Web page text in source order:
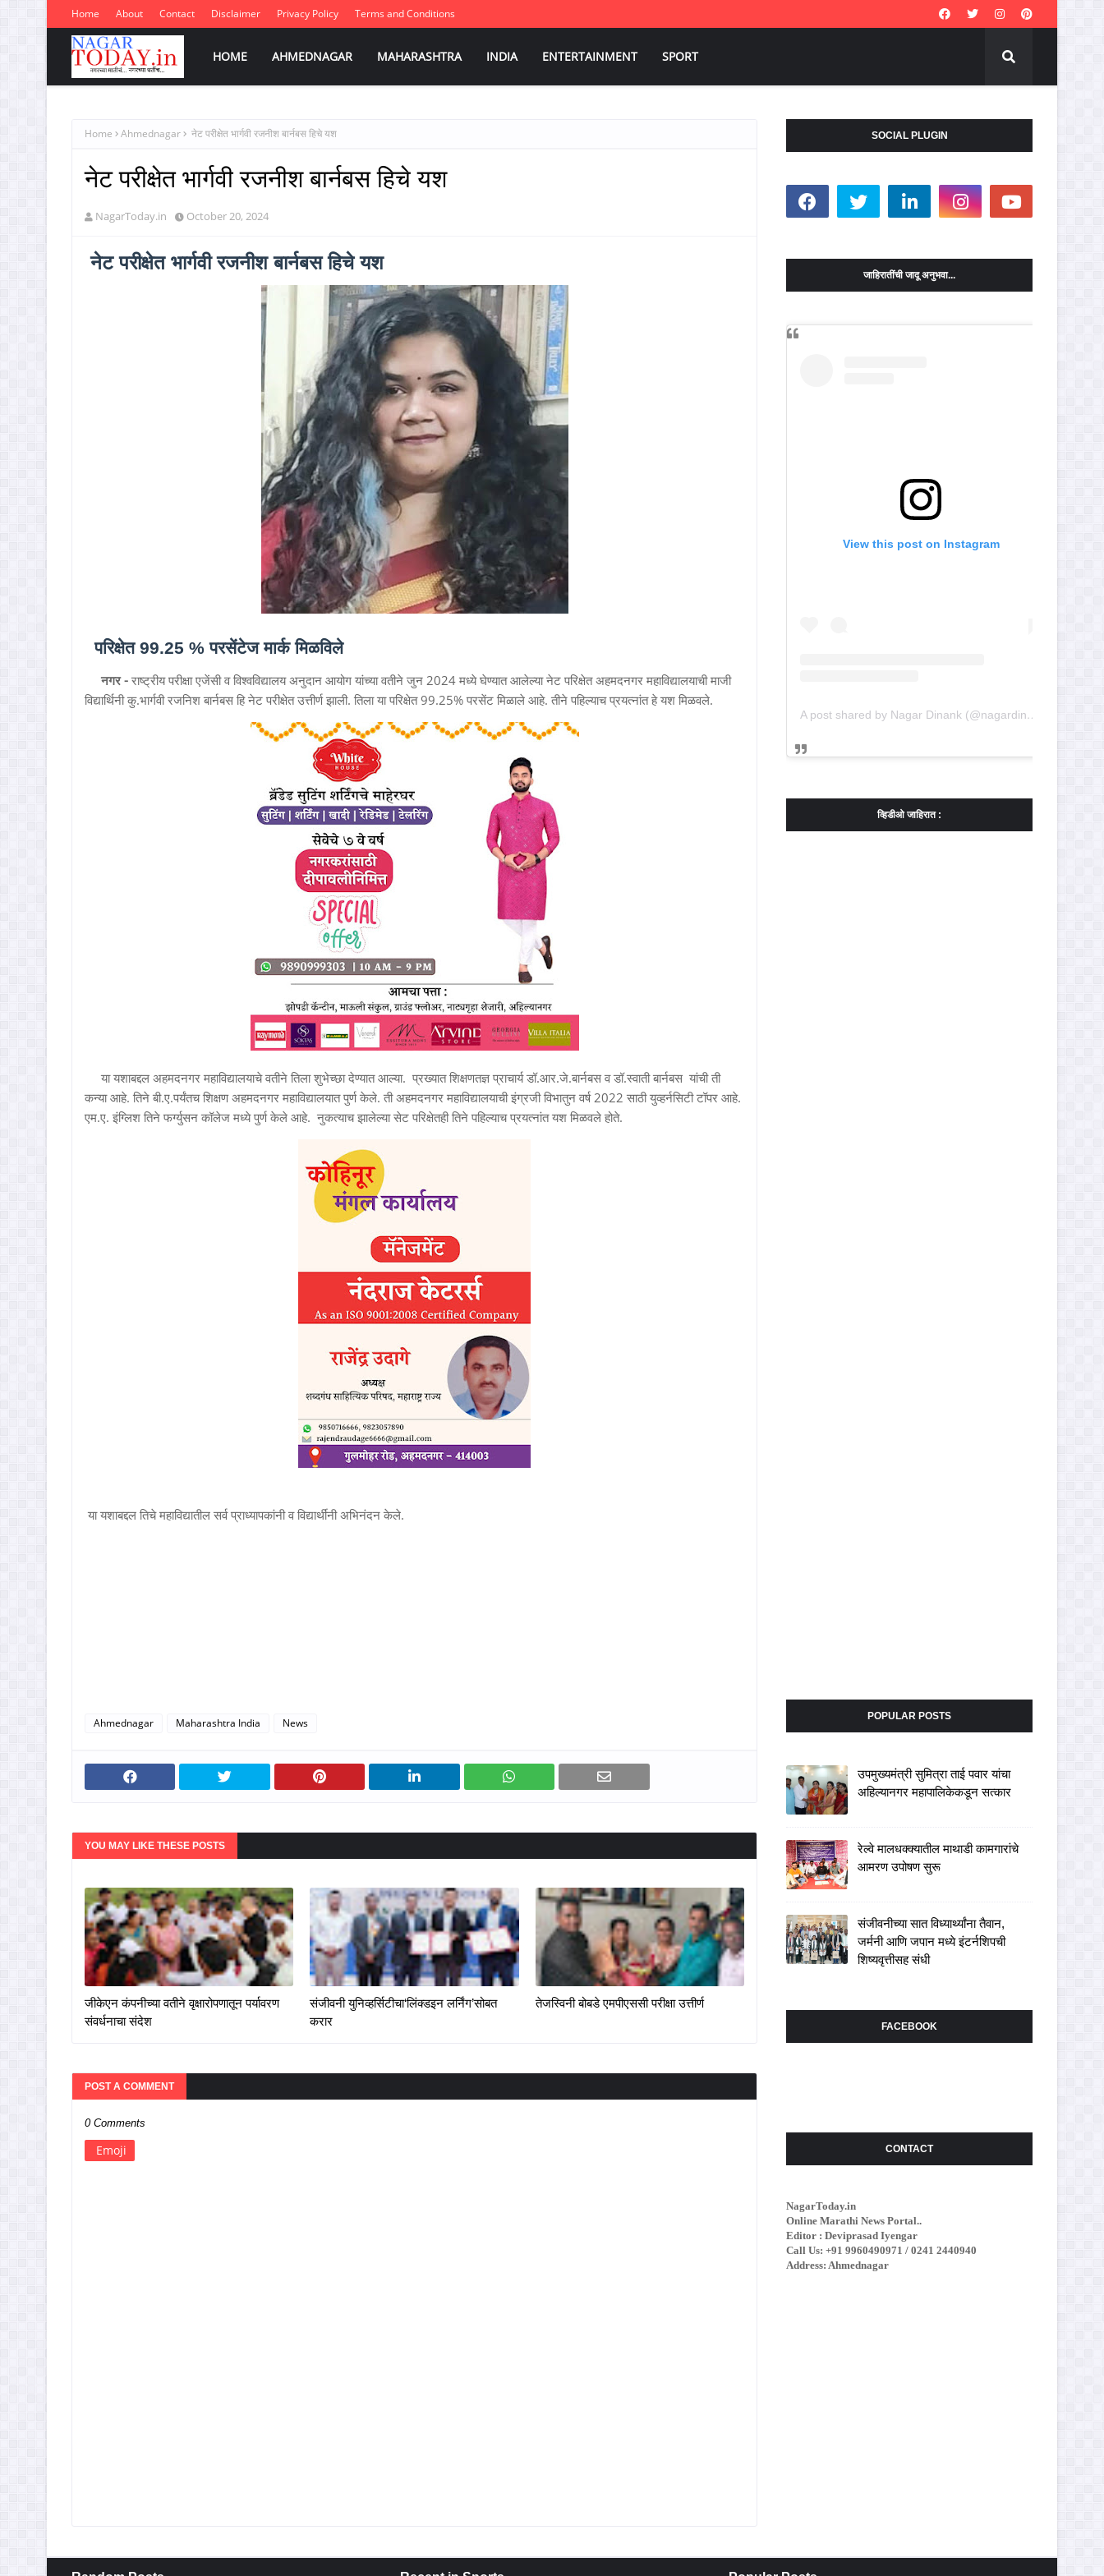
Home About Contact Disclaimer Privacy Policy Terms and Conditions
HOME AHMEDNAGAR MAHARASHTRA INDIA ENTERTAINMENT SPORT
Home Ahmednagar नेट परीक्षेत भार्गवी रजनीश बार्नबस हिचे यश
नेट परीक्षेत भार्गवी रजनीश बार्नबस हिचे यश
NagarToday.in October 20, 2024
नेट परीक्षेत भार्गवी रजनीश बार्नबस हिचे यश
परिक्षेत 99.25 % परसेंटेज मार्क मिळविले
नगर - राष्ट्रीय परीक्षा एजेंसी व विश्‍वविद्यालय अनुदान आयोग यांच्या वतीने जुन 2024 मध्ये घेण्यात आलेल्या नेट परिक्षेत अहमदनगर महाविद्यालयाची माजी
विद्यार्थिनी कु.भार्गवी रजनिश बार्नबस हि नेट परीक्षेत उत्तीर्ण झाली. तिला या परिक्षेत 99.25% परसेंट मिळाले आहे. तीने पहिल्याच प्रयत्नांत हे यश मिळवले.
या यशाबद्दल अहमदनगर महाविद्यालयाचे वतीने तिला शुभेच्छा देण्यात आल्या. प्रख्यात शिक्षणतज्ञ प्राचार्य डॉ.आर.जे.बार्नबस व डॉ.स्वाती बार्नबस यांची ती
कन्या आहे. तिने बी.ए.पर्यंतच शिक्षण अहमदनगर महाविद्यालयात पुर्ण केले. ती अहमदनगर महाविद्यालयाची इंग्रजी विभातुन वर्ष 2022 साठी युव्हर्नसिटी टॉपर आहे.
एम.ए. इंग्लिश तिने फर्ग्युसन कॉलेज मध्ये पुर्ण केले आहे. नुकत्याच झालेल्या सेट परिक्षेतही तिने पहिल्याच प्रयत्नांत यश मिळवले होते.
या यशाबद्दल तिचे महाविद्यातील सर्व प्राध्यापकांनी व विद्यार्थींनी अभिनंदन केले.
Ahmednagar Maharashtra India News
YOU MAY LIKE THESE POSTS
जीकेएन कंपनीच्या वतीने वृक्षारोपणातून पर्यावरण
संवर्धनाचा संदेश
संजीवनी युनिव्हर्सिटीचा‘लिंक्डइन लर्निंग’सोबत
करार
तेजस्विनी बोबडे एमपीएससी परीक्षा उत्तीर्ण
POST A COMMENT
0 Comments
Emoji
SOCIAL PLUGIN
जाहिरातींची जादू अनुभवा...
View this post on Instagram
A post shared by Nagar Dinank (@nagardinank)
व्हिडीओ जाहिरात :
POPULAR POSTS
उपमुख्यमंत्री सुमित्रा ताई पवार यांचा
अहिल्यानगर महापालिकेकडून सत्कार
रेल्वे मालधक्क्यातील माथाडी कामगारांचे
आमरण उपोषण सुरू
संजीवनीच्या सात विध्यार्थ्यांना तैवान,
जर्मनी आणि जपान मध्ये इंटर्नशिपची
शिष्यवृत्तीसह संधी
FACEBOOK
CONTACT
NagarToday.in
Online Marathi News Portal..
Editor : Deviprasad Iyengar
Call Us: +91 9960490971 / 0241 2440940
Address: Ahmednagar